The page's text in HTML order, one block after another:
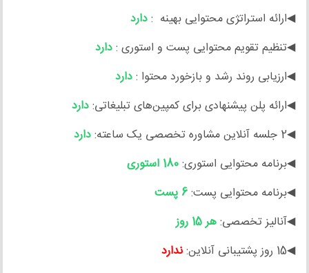
◀ارائه استراتژی محتوایی بهینه :دارد
◀تنظیم تقویم محتوایی پست و استوری :دارد
◀ارزیابی روند رشد و بازخورد محتوا :دارد
◀ارائه پلن پیشنهادی برای کمپین‌های تبلیغاتی:دارد
◀2 جلسه آنلاین مشاوره تخصصی یک ساعته:
دارد
◀برنامه محتوایی استوری:180 استوری
◀برنامه محتوایی پست:6 پست
◀آنالیز تخصصی:هر 15 روز
◀15 روز پشتیبانی آنلاین:
ندارد